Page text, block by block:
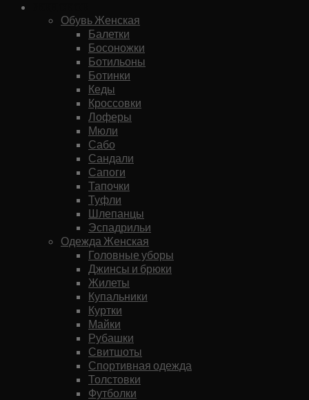
Обувь Женская
Балетки
Босоножки
Ботильоны
Ботинки
Кеды
Кроссовки
Лоферы
Мюли
Сабо
Сандали
Сапоги
Тапочки
Туфли
Шлепанцы
Эспадрильи
Одежда Женская
Головные уборы
Джинсы и брюки
Жилеты
Купальники
Куртки
Майки
Рубашки
Свитшоты
Спортивная одежда
Толстовки
Футболки